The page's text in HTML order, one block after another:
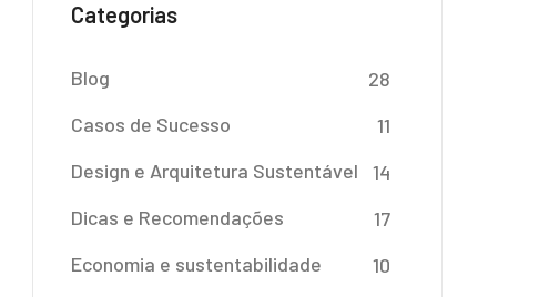
Categorias
Blog
28
Casos de Sucesso
11
Design e Arquitetura Sustentável
14
Dicas e Recomendações
17
Economia e sustentabilidade
10